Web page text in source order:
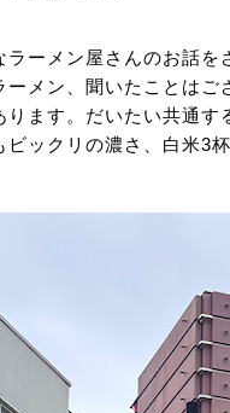
ラーメン屋さんのお話を
ーメン、聞いたことは
ります。だいたい共通
ビックリの濃さ、白米3